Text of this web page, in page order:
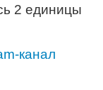
2 единицы
канал